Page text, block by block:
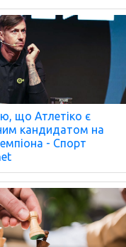
що Атлетіко є
кандидатом на
- Спорт